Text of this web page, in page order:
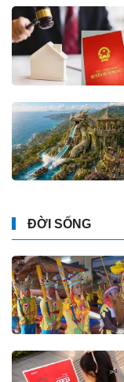
ĐỜI SỐNG